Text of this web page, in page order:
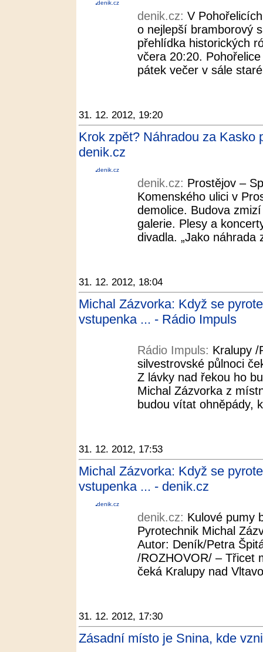
denik.cz
denik.cz: V
o nejlepší bramborový
přehlídka historických
včera 20:20.
pátek večer v sále
31. 12. 2012, 19:20
Krok zpět? Náhradou za Kasko
denik.cz
denik.cz
denik.cz: Prostějov –
Komenského ulici v
demolice. Budova
galerie. Plesy a
divadla. „Jako
31. 12. 2012, 18:04
Michal Zázvorka: Když se
vstupenka ... - Rádio Impuls
Rádio Impuls: Kralupy /
silvestrovské půlnoci
Z lávky nad řekou ho
Michal Zázvorka z
budou vítat ohněpády,
31. 12. 2012, 17:53
Michal Zázvorka: Když se
vstupenka ... - denik.cz
denik.cz
denik.cz: Kulové pumy
Pyrotechnik Michal
Autor: Deník/Petra
/ROZHOVOR/ – Třicet
čeká Kralupy nad
31. 12. 2012, 17:30
Zásadní místo je Snina, kde